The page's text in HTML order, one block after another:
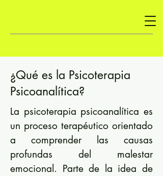
¿Qué es la Psicoterapia
Psicoanalítica?
La psicoterapia psicoanalítica es
un proceso terapéutico orientado
a comprender las causas
profundas del malestar
emocional. Parte de la idea de